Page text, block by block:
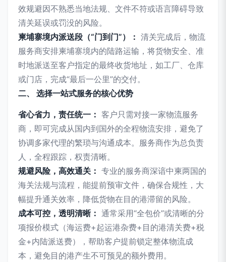
效规避因不熟悉当地法规、文件不符或语言障碍导致
清关延误或罚没的风险。
柬埔寨境内派送段（“门到门”）： 清关完成后，物流
服务商安排柬埔寨境内的陆路运输，将货物安全、准
时地派送至客户指定的最终收货地址，如工厂、仓库
或门店，完成“最后一公里”的交付。
二、 选择一站式服务的核心优势
省心省力，责任统一： 客户只需对接一家物流服务
商，即可完成从国内到国外的全程物流安排，避免了
协调多家代理的繁琐与沟通成本。服务商作为总负责
人，全程跟踪，权责清晰。
规避风险，高效通关： 专业的服务商深谙中柬两国的
海关法规与流程，能提前预审文件，确保合规性，大
幅提升通关效率，降低货物在目的港滞留的风险。
成本可控，透明清晰： 通常采用“全包价”或清晰的分
项报价模式（海运费+起运港杂费+目的港清关费+税
金+内陆派送费），帮助客户提前锁定整体物流成
本，避免目的港产生不可预见的额外费用。